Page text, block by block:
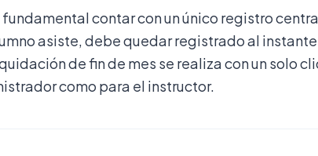
fundamental contar con un único registro
asiste, debe quedar registrado al
de fin de mes se realiza con un solo
como para el instructor.